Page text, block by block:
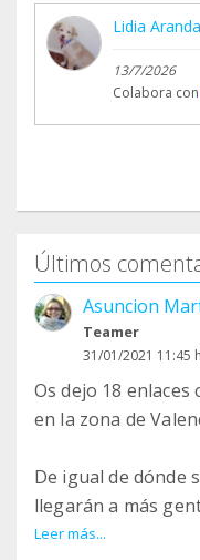
Lidia Aranda
13/7/2026
Colabora con
Últimos
Asuncion
Teamer
31/01/2021 11:45 h
Os dejo 18
en la zona de
De igual de dónde
llegarán a más
a sus peludos.
Leer más...